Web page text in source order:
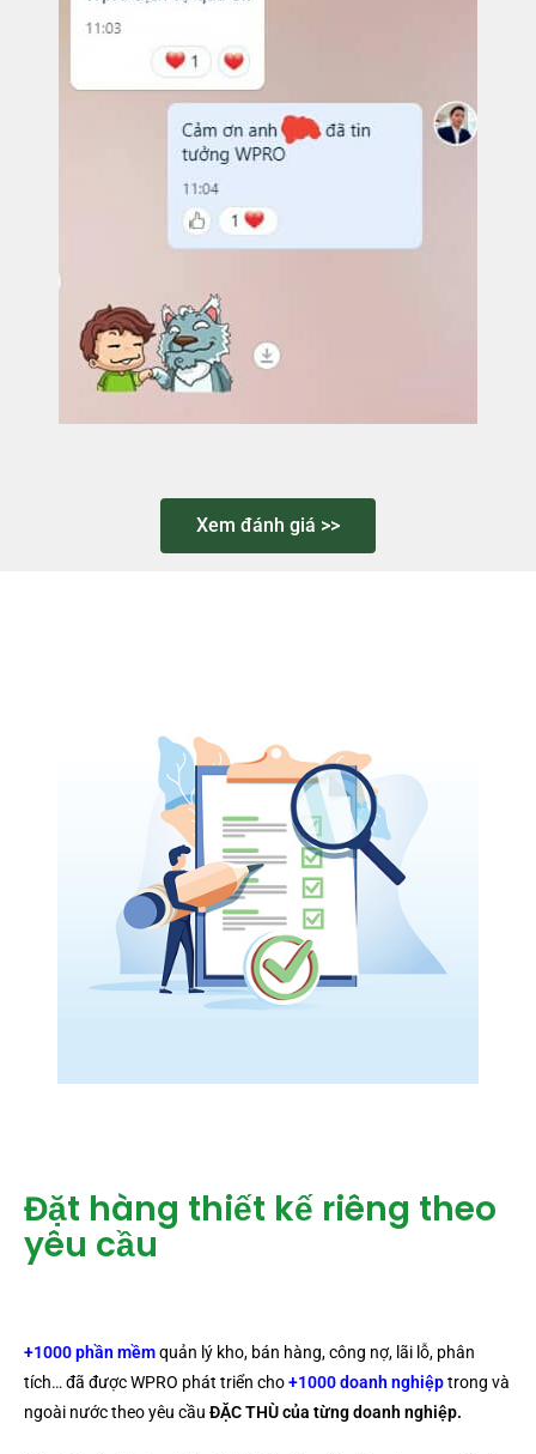
Xem đánh giá >>
Đặt hàng thiết kế riêng theo
yêu cầu​
+1000 phần mềmquản lý kho, bán hàng, công nợ, lãi lỗ, phân
tích… đã được WPRO phát triển cho+1000 doanh nghiệptrong và
ngoài nước theo yêu cầu ĐẶC THÙcủa từng doanh nghiệp.